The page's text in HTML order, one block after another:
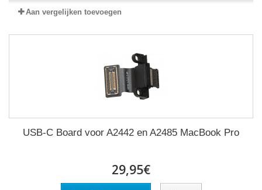
Aan vergelijken toevoegen
USB-C Board voor A2442 en A2485 MacBook Pro
29,95€